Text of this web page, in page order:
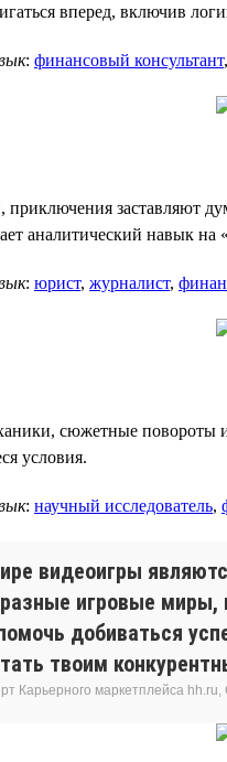
вперед, включив
: финансовый консультант,
заставляют
аналитический навык на
: юрист, журналист,
сюжетные повороты
условия.
: научный исследователь,
видеоигры
игровые миры,
добиваться
твоим
Карьерного маркетплейса